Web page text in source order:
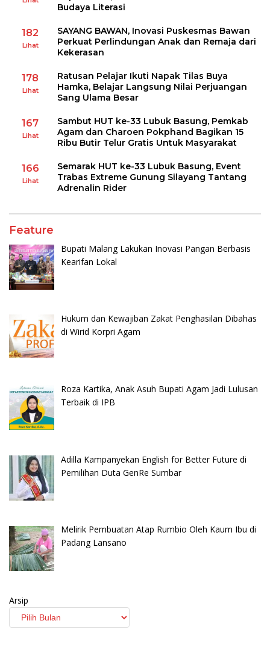
Budaya Literasi
182
Lihat
SAYANG BAWAN, Inovasi Puskesmas Bawan
Perkuat Perlindungan Anak dan Remaja dari
Kekerasan
178
Lihat
Ratusan Pelajar Ikuti Napak Tilas Buya
Hamka, Belajar Langsung Nilai Perjuangan
Sang Ulama Besar
167
Lihat
Sambut HUT ke-33 Lubuk Basung, Pemkab
Agam dan Charoen Pokphand Bagikan 15
Ribu Butir Telur Gratis Untuk Masyarakat
166
Lihat
Semarak HUT ke-33 Lubuk Basung, Event
Trabas Extreme Gunung Silayang Tantang
Adrenalin Rider
Feature
Bupati Malang Lakukan Inovasi Pangan Berbasis
Kearifan Lokal
Hukum dan Kewajiban Zakat Penghasilan Dibahas
di Wirid Korpri Agam
Roza Kartika, Anak Asuh Bupati Agam Jadi Lulusan
Terbaik di IPB
Adilla Kampanyekan English for Better Future di
Pemilihan Duta GenRe Sumbar
Melirik Pembuatan Atap Rumbio Oleh Kaum Ibu di
Padang Lansano
Arsip